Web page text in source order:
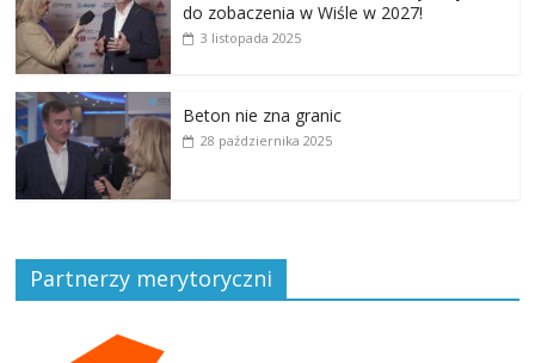
do zobaczenia w Wiśle w 2027!
3 listopada 2025
Beton nie zna granic
28 października 2025
Partnerzy merytoryczni